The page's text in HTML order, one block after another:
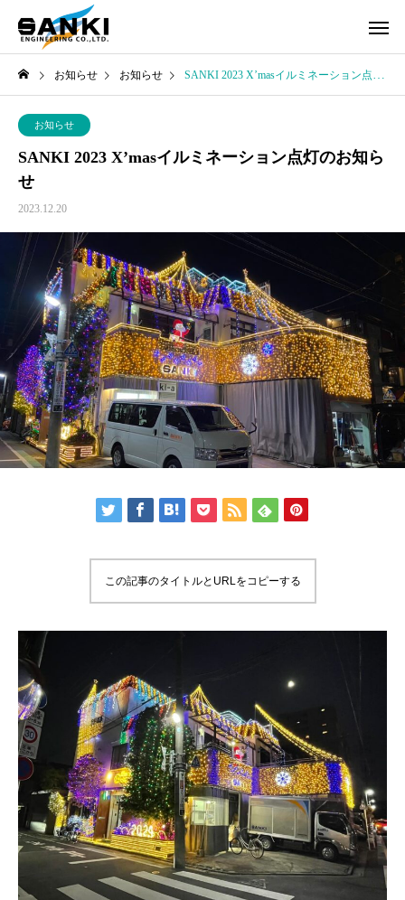
お知らせ お知らせ SANKI 2023 X’masイルミネーション点灯のお知らせ
お知らせ
SANKI 2023 X’masイルミネーション点灯のお知ら
せ
2023.12.20
この記事のタイトルとURLをコピーする